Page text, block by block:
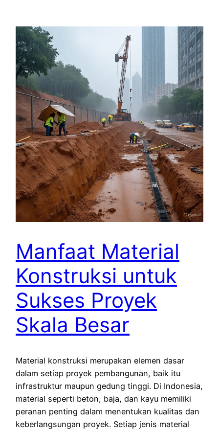
Manfaat Material
Konstruksi untuk
Sukses Proyek
Skala Besar
Material konstruksi merupakan elemen dasar
dalam setiap proyek pembangunan, baik itu
infrastruktur maupun gedung tinggi. Di Indonesia,
material seperti beton, baja, dan kayu memiliki
peranan penting dalam menentukan kualitas dan
keberlangsungan proyek. Setiap jenis material